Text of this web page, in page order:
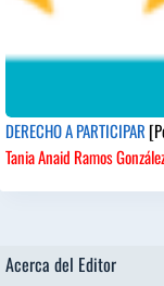
DERECHO A PARTICIPAR
Tania Anaid Ramos
Acerca del Editor